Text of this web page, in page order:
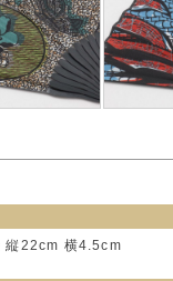
縦22cm 横4.5cm